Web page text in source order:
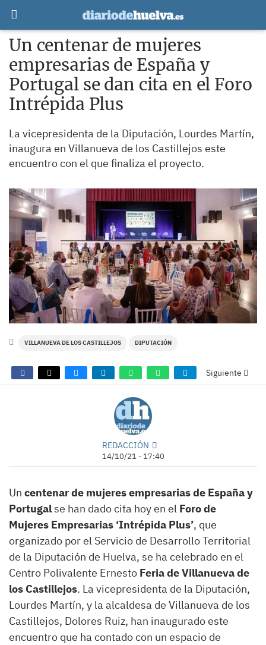
Un centenar de mujeres
empresarias de España y
Portugal se dan cita en el Foro
Intrépida Plus
La vicepresidenta de la Diputación, Lourdes Martín,
inaugura en Villanueva de los Castillejos este
encuentro con el que finaliza el proyecto.
VILLANUEVA DE LOS CASTILLEJOS DIPUTACIÓN
Siguiente
REDACCIÓN
14/10/21 - 17:40
Un centenar de mujeres empresarias de España y
Portugalse han dado cita hoy en el Foro de
Mujeres Empresarias ‘Intrépida Plus’, que
organizado por el Servicio de Desarrollo Territorial
de la Diputación de Huelva, se ha celebrado en el
Centro Polivalente Ernesto Feria de Villanueva de
los Castillejos. La vicepresidenta de la Diputación,
Lourdes Martín, y la alcaldesa de Villanueva de los
Castillejos, Dolores Ruiz, han inaugurado este
encuentro que ha contado con un espacio de